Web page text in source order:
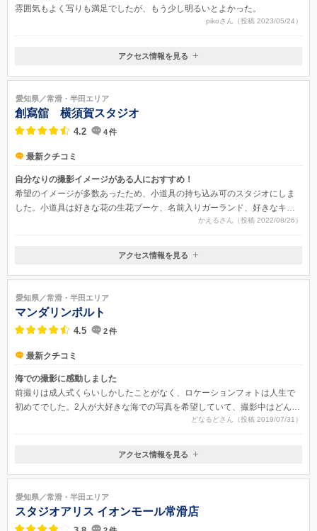
雰囲気もよく写りも満足でしたが、もう少し明るいとよかった。
pikoさん（投稿 2023/05/24）
愛知県知多郡 東浦町大字緒川字旭 13-2 イオンモール東浦2F
アクセス情報を見る
愛知県／常滑・半田エリア
創寫舘 横須賀スタジオ
4.2 4件
最新クチコミ
自分なりの撮影イメージがある人におすすめ！
希望のイメージが多数あったため、小道具の持ち込み可のスタジオにしま
した。小道具は好きな花の生花ブーケ、名前入りガーランド、好きなキャ
ラクターの特大ぬいぐるみ、たくさんの風船、傘と雨粒の飾り、付き合っ
ていた頃の思い出の品などなど…本当にたくさん持ち込んだのですが、全
て笑顔で応じてくださって大満足の写真に仕上げてくださいました。
かえるさん（投稿 2022/08/26）
愛知県東海市高横須賀町6-11
名鉄河和線「高横須賀駅」下車 → 同駅から約0.5Km（徒歩で約6分）※
所要時間は目安となります
アクセス情報を見る
愛知県／常滑・半田エリア
マンダリンポルト
4.5 2件
最新クチコミ
海での撮影に感動しました
前撮りは成人式くらいしかしたことがなく、ロケーションフォトは人生で
初めてでした。2人が大好きな海での写真を希望していて、撮影中はどんな
感じになるのかなと不安もありましたがわくわくしてました。1ヶ月くらい
で最初にデータが届いたのですが、夕方に撮ったのに晴天の昼間に見える
とても美しい仕上がりで想像以上で感動しました。他にも和装でも撮りま
できました。
どなるどさん（投稿 2019/07/31）
愛知県常滑市りんくう町3-10-6
アクセス情報を見る
愛知県／常滑・半田エリア
スタジオアリス イオンモール常滑店